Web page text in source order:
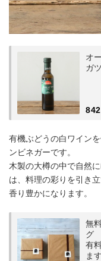
オ
ガ
有機ぶどうの白ワイン
ンビネガーです。
木製の大樽の中で自然
は、料理の彩りを引き
香り豊かになります。
無
グ
有
ま